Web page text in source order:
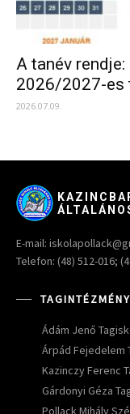
A tanév
2026/2027-es
2026.07.09.
E-mail:
Telefon: (48) 512-016;
Ádám Jenő
Árpád Fejedelem
Kazinczy Ferenc
Gárdonyi Géza